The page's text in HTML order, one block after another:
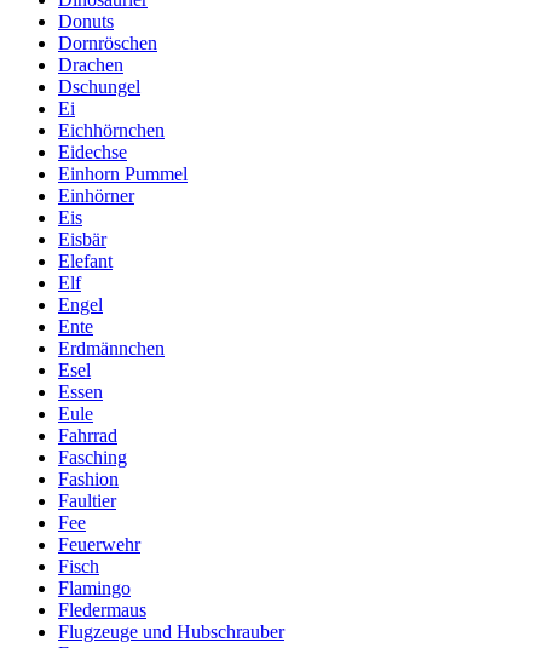
Donuts
Dornröschen
Drachen
Dschungel
Ei
Eichhörnchen
Eidechse
Einhorn Pummel
Einhörner
Eis
Eisbär
Elefant
Elf
Engel
Ente
Erdmännchen
Esel
Essen
Eule
Fahrrad
Fasching
Fashion
Faultier
Fee
Feuerwehr
Fisch
Flamingo
Fledermaus
Flugzeuge und Hubschrauber